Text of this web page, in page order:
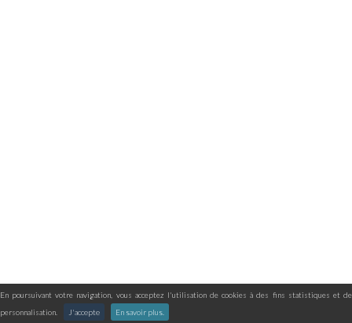
En poursuivant votre navigation, vous acceptez l'utilisation de cookies à des fins statistiques et de
personnalisation.
J'accepte En savoir plus.